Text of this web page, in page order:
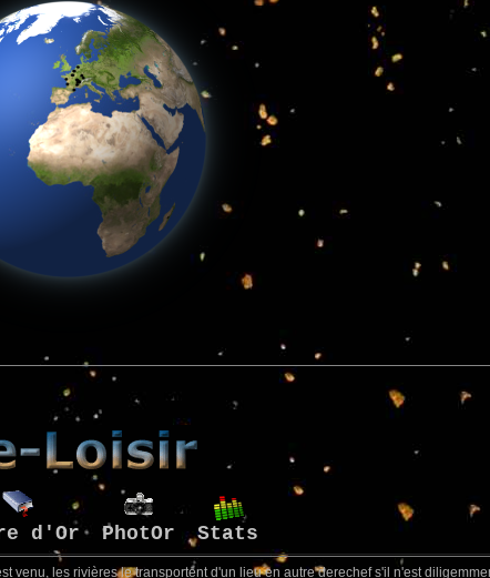
d'Or PhotOr Stats
venu, les rivières le transportent d'un lieu en autre derechef s'il n'est